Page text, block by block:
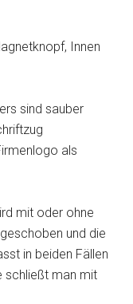
Innen
sind sauber
als
mit oder ohne
und die
in beiden Fällen
schließt man mit